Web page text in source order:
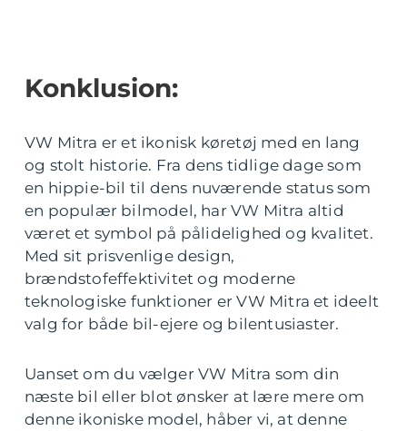
Konklusion:
VW Mitra er et ikonisk køretøj med en lang
og stolt historie. Fra dens tidlige dage som
en hippie-bil til dens nuværende status som
en populær bilmodel, har VW Mitra altid
været et symbol på pålidelighed og kvalitet.
Med sit prisvenlige design,
brændstofeffektivitet og moderne
teknologiske funktioner er VW Mitra et ideelt
valg for både bil-ejere og bilentusiaster.
Uanset om du vælger VW Mitra som din
næste bil eller blot ønsker at lære mere om
denne ikoniske model, håber vi, at denne